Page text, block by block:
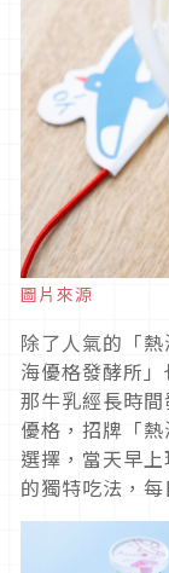
圖片來源
除了人氣的「
海優格發酵所
那牛乳經長時
優格，招牌「
選擇，當天早
的獨特吃法，